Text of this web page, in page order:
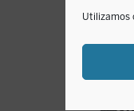
Utilizamos